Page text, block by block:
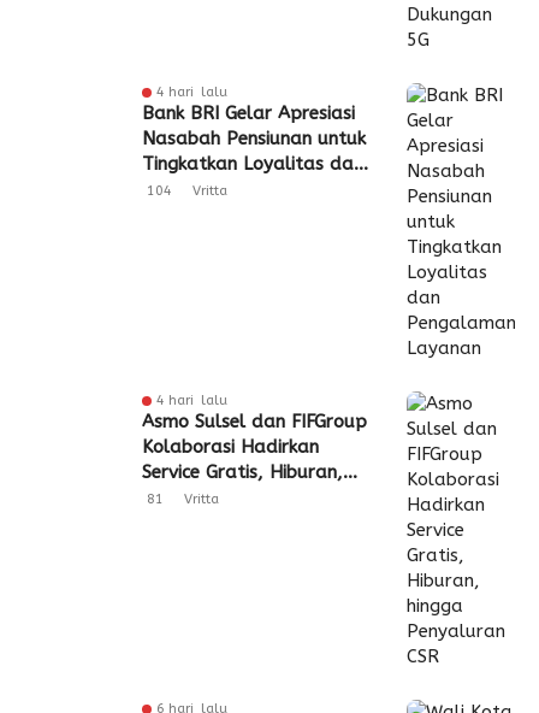
4 hari lalu
Bank BRI Gelar Apresiasi
Nasabah Pensiunan untuk
Tingkatkan Loyalitas dan
Pengalaman Layanan
104 Vritta
4 hari lalu
Asmo Sulsel dan FIFGroup
Kolaborasi Hadirkan
Service Gratis, Hiburan,
hingga Penyaluran CSR
81 Vritta
6 hari lalu